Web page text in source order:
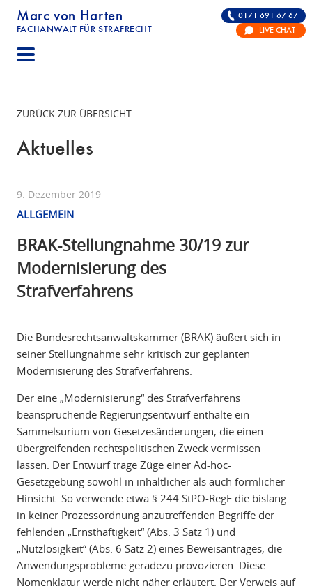
Marc von Harten
FACHANWALT FÜR STRAFRECHT
STRAFRECHT | RECHTSANWALT FÜR DIE
0171 691 67 67
LIVE CHAT
ZURÜCK ZUR ÜBERSICHT
Aktuelles
9. Dezember 2019
ALLGEMEIN
BRAK-Stellungnahme 30/19 zur
Modernisierung des
Strafverfahrens
Die Bundesrechtsanwaltskammer (BRAK) äußert sich in
seiner Stellungnahme sehr kritisch zur geplanten
Modernisierung des Strafverfahrens.
Der eine „Modernisierung“ des Strafverfahrens
beanspruchende Regierungsentwurf enthalte ein
Sammelsurium von Gesetzesänderungen, die einen
übergreifenden rechtspolitischen Zweck vermissen
lassen. Der Entwurf trage Züge einer Ad-hoc-
Gesetzgebung sowohl in inhaltlicher als auch förmlicher
Hinsicht. So verwende etwa § 244 StPO-RegE die bislang
in keiner Prozessordnung anzutreffenden Begriffe der
fehlenden „Ernsthaftigkeit“ (Abs. 3 Satz 1) und
„Nutzlosigkeit“ (Abs. 6 Satz 2) eines Beweisantrages, die
Anwendungsprobleme geradezu provozieren. Diese
Nomenklatur werde nicht näher erläutert. Der Verweis auf